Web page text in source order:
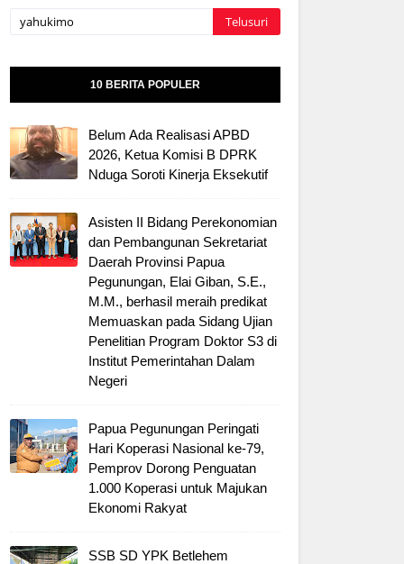
10 BERITA POPULER
Belum Ada Realisasi APBD
2026, Ketua Komisi B DPRK
Nduga Soroti Kinerja Eksekutif
Asisten II Bidang Perekonomian
dan Pembangunan Sekretariat
Daerah Provinsi Papua
Pegunungan, Elai Giban, S.E.,
M.M., berhasil meraih predikat
Memuaskan pada Sidang Ujian
Penelitian Program Doktor S3 di
Institut Pemerintahan Dalam
Negeri
Papua Pegunungan Peringati
Hari Koperasi Nasional ke-79,
Pemprov Dorong Penguatan
1.000 Koperasi untuk Majukan
Ekonomi Rakyat
SSB SD YPK Betlehem